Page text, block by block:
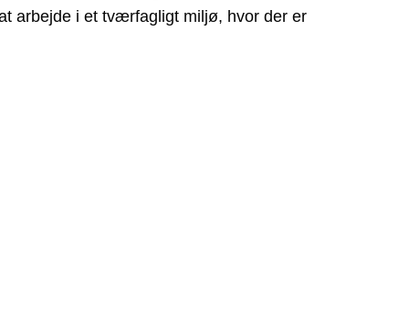
arbejde i et tværfagligt miljø, hvor der er